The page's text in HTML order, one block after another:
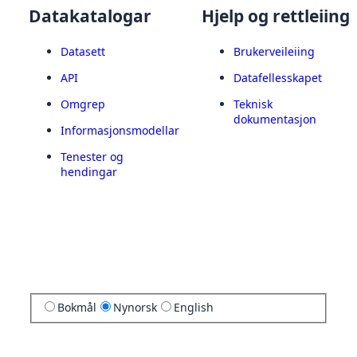
Datakatalogar
Datasett
API
Omgrep
Informasjonsmodellar
Tenester og
hendingar
Hjelp og rettleiing
Brukerveileiing
Datafellesskapet
Teknisk
dokumentasjon
Bokmål Nynorsk English